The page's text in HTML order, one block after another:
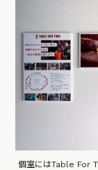
個室にはTable For